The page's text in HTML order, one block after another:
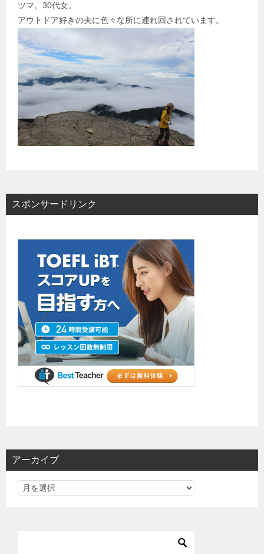
ツマ。30代女。
アウトドア好きの夫に色々な所に連れ回されています。
スポンサードリンク
アーカイブ